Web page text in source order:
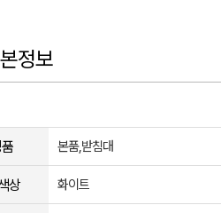
정보
본품,받침대
상 화이트